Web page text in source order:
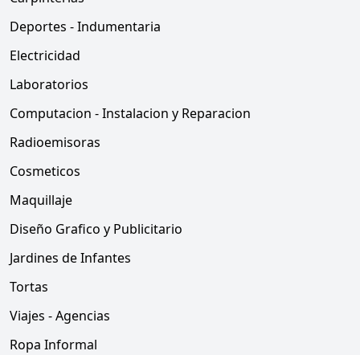
Deportes - Indumentaria
Electricidad
Laboratorios
Computacion - Instalacion y Reparacion
Radioemisoras
Cosmeticos
Maquillaje
Diseño Grafico y Publicitario
Jardines de Infantes
Tortas
Viajes - Agencias
Ropa Informal